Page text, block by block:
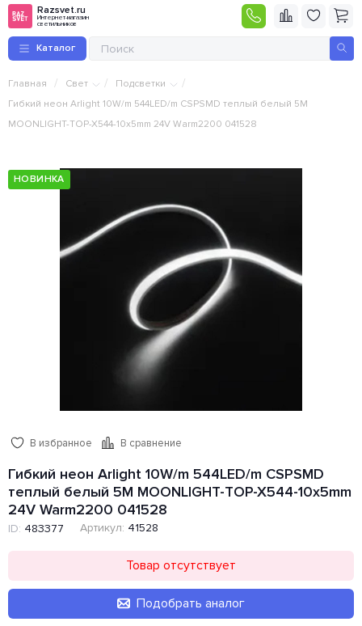
Razsvet.ru
Интернет-магазин
светильников
Каталог
Главная / Свет / Подсветки /
Гибкий неон Arlight 10W/m 544LED/m CSPSMD теплый белый 5M
MOONLIGHT-TOP-X544-10x5mm 24V Warm2200 041528
НОВИНКА
В избранное В сравнение
Гибкий неон Arlight 10W/m 544LED/m CSPSMD
теплый белый 5M MOONLIGHT-TOP-X544-10x5mm
24V Warm2200 041528
ID: 483377 Артикул: 41528
Товар отсутствует
Подобрать аналог